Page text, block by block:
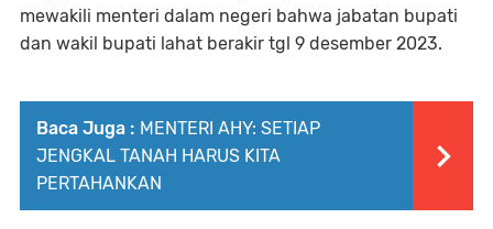
mewakili menteri dalam negeri bahwa jabatan bupati
dan wakil bupati lahat berakir tgl 9 desember 2023.
Baca Juga : MENTERI AHY: SETIAP
JENGKAL TANAH HARUS KITA
PERTAHANKAN